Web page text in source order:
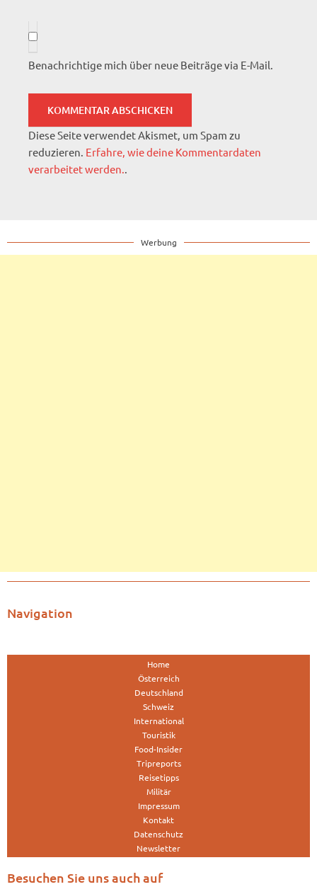
Benachrichtige mich über neue Beiträge via E-Mail.
Diese Seite verwendet Akismet, um Spam zu
reduzieren. Erfahre, wie deine Kommentardaten
verarbeitet werden..
Werbung
Navigation
Home
Österreich
Deutschland
Schweiz
International
Touristik
Food-Insider
Tripreports
Reisetipps
Militär
Impressum
Kontakt
Datenschutz
Newsletter
Besuchen Sie uns auch auf